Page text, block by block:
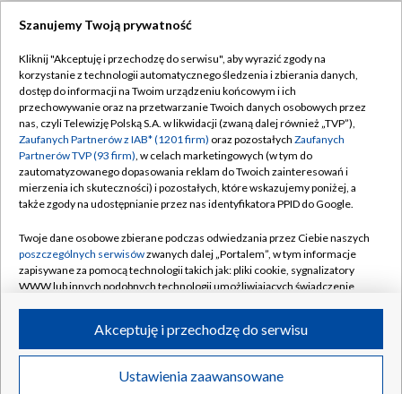
TVP
Abonament TVP
Emisja w TVP
Centrum informacji TVP
Naziemna Telewizja Cyfrowa
Rada Programowa
System NOS
Informacje o nadawcy
Program dla prasy
Regulamin TVP
Polityka prywatności
Moje zgody
Pomoc
Kontakt
Kanały
©2026 Telewizja Polska S.A. w likwidacji
Szanujemy Twoją prywatność
Kliknij "Akceptuję i przechodzę do serwisu", aby wyrazić zgody na
korzystanie z technologii automatycznego śledzenia i zbierania danych,
dostęp do informacji na Twoim urządzeniu końcowym i ich
przechowywanie oraz na przetwarzanie Twoich danych osobowych przez
nas, czyli Telewizję Polską S.A. w likwidacji (zwaną dalej również „TVP”),
Zaufanych Partnerów z IAB* (1201 firm) oraz pozostałych Zaufanych
Partnerów TVP (93 firm), w celach marketingowych (w tym do
zautomatyzowanego dopasowania reklam do Twoich zainteresowań i
mierzenia ich skuteczności) i pozostałych, które wskazujemy poniżej, a
także zgody na udostępnianie przez nas identyfikatora PPID do Google.
Twoje dane osobowe zbierane podczas odwiedzania przez Ciebie naszych
poszczególnych serwisówzwanych dalej „Portalem”, w tym informacje
zapisywane za pomocą technologii takich jak: pliki cookie, sygnalizatory
WWW lub innych podobnych technologii umożliwiających świadczenie
ruchu w Internecie.
Twoje dane osobowe zbierane podczas odwiedzania przez Ciebie
poszczególnych serwisówna Portalu, takie jak adresy IP, identyfikatory
Ustawienia zaawansowane
Akceptuję i przechodzę do serwisu